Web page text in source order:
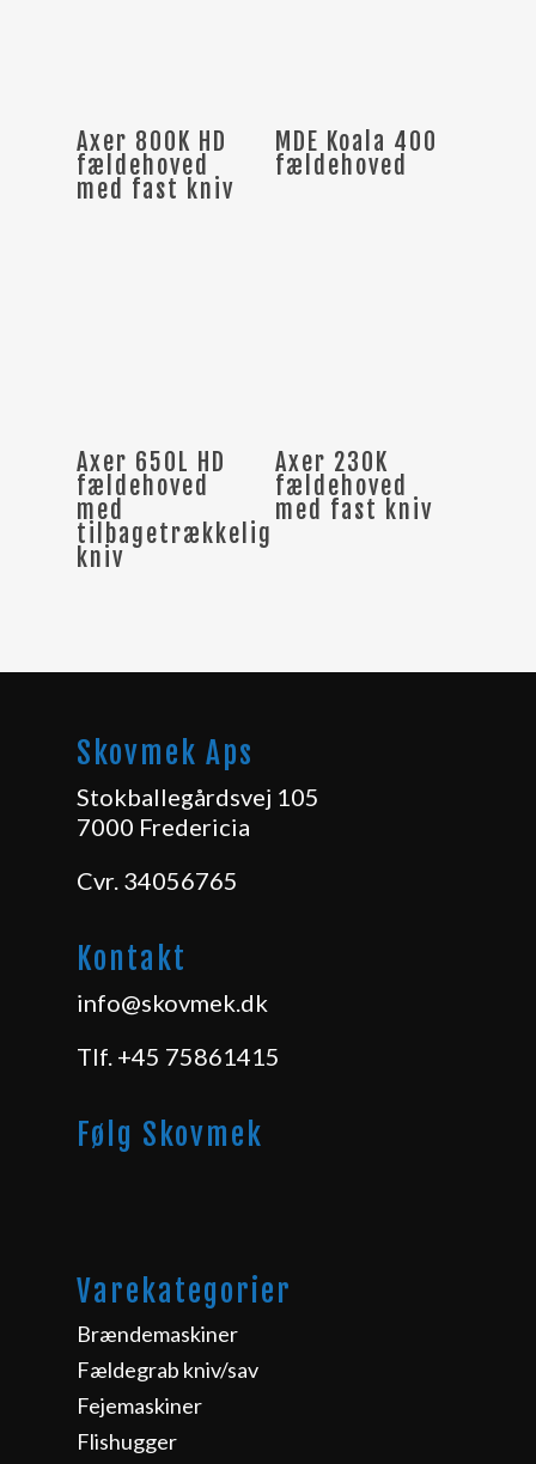
Læs Mere
Axer 800K HD
fældehoved
med fast kniv
Læs Mere
MDE Koala 400
fældehoved
Læs Mere
Axer 650L HD
fældehoved
med
tilbagetrækkelig
kniv
Læs Mere
Axer 230K
fældehoved
med fast kniv
Skovmek Aps
Stokballegårdsvej 105
7000 Fredericia
Cvr. 34056765
Kontakt
info@skovmek.dk
Tlf. +45 75861415
Følg Skovmek
Varekategorier
Brændemaskiner
Fældegrab kniv/sav
Fejemaskiner
Flishugger